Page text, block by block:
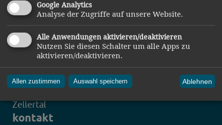
Zellertal
kontakt
Google Analytics
Analyse der Zugriffe auf unsere Website.
Alle Anwendungen aktivieren/deaktivieren
Nutzen Sie diesen Schalter um alle Apps zu
aktivieren/deaktivieren.
Allen zustimmen Auswahl speichern Ablehnen